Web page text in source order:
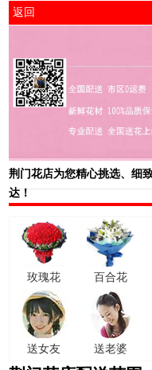
返回
荆门花店为您精心挑选、细
达！
玫瑰花 百合花
送女友 送老婆